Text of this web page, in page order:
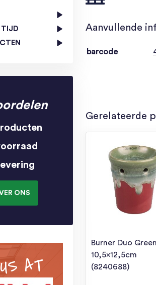
TIJD
ONS
AT
Aanvullende
barcode
Gerelateerde
Burner Duo
10,5×12,5cm
(8240688)